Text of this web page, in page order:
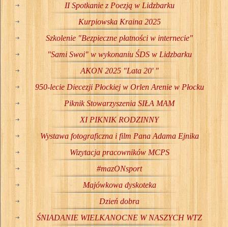
II Spotkanie z Poezją w Lidzbarku
Kurpiowska Kraina 2025
Szkolenie "Bezpieczne płatności w internecie"
"Sami Swoi" w wykonaniu ŚDS w Lidzbarku
AKON 2025 "Lata 20' "
950-lecie Diecezji Płockiej w Orlen Arenie w Płocku
Piknik Stowarzyszenia SIŁA MAM
XI PIKNIK RODZINNY
Wystawa fotograficzna i film Pana Adama Ejnika
Wizytacja pracowników MCPS
#mazONsport
Majówkowa dyskoteka
Dzień dobra
ŚNIADANIE WIELKANOCNE W NASZYCH WTZ